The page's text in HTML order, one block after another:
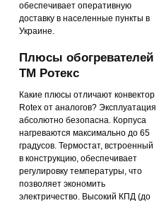
обеспечивает оперативную
доставку в населенные пункты в
Украине.
Плюсы обогревателей
ТМ Ротекс
Какие плюсы отличают конвектор
Rotex от аналогов? Эксплуатация
абсолютно безопасна. Корпуса
нагреваются максимально до 65
градусов. Термостат, встроенный
в конструкцию, обеспечивает
регулировку температуры, что
позволяет экономить
электричество. Высокий КПД (до